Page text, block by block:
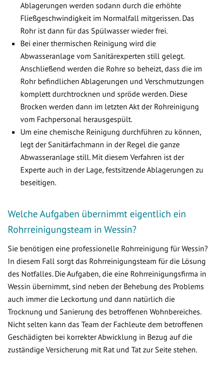
Ablagerungen werden sodann durch die erhöhte
Fließgeschwindigkeit im Normalfall mitgerissen. Das
Rohr ist dann für das Spülwasser wieder frei.
Bei einer thermischen Reinigung wird die
Abwasseranlage vom Sanitärexperten still gelegt.
Anschließend werden die Rohre so beheizt, dass die im
Rohr befindlichen Ablagerungen und Verschmutzungen
komplett durchtrocknen und spröde werden. Diese
Brocken werden dann im letzten Akt der Rohreinigung
vom Fachpersonal herausgespült.
Um eine chemische Reinigung durchführen zu können,
legt der Sanitärfachmann in der Regel die ganze
Abwasseranlage still. Mit diesem Verfahren ist der
Experte auch in der Lage, festsitzende Ablagerungen zu
beseitigen.
Welche Aufgaben übernimmt eigentlich ein
Rohrreinigungsteam in Wessin?
Sie benötigen eine professionelle Rohrreinigung für Wessin?
In diesem Fall sorgt das Rohrreinigungsteam für die Lösung
des Notfalles. Die Aufgaben, die eine Rohrreinigungsfirma in
Wessin übernimmt, sind neben der Behebung des Problems
auch immer die Leckortung und dann natürlich die
Trocknung und Sanierung des betroffenen Wohnbereiches.
Nicht selten kann das Team der Fachleute dem betroffenen
Geschädigten bei korrekter Abwicklung in Bezug auf die
zuständige Versicherung mit Rat und Tat zur Seite stehen.